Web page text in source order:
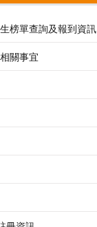
榜單查詢及報到資訊
關事宜